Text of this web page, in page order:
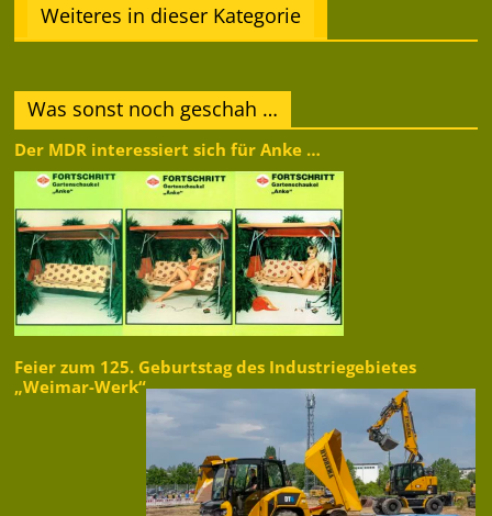
Weiteres in dieser Kategorie
Was sonst noch geschah …
Der MDR interessiert sich für Anke …
Feier zum 125. Geburtstag des Industriegebietes
„Weimar-Werk“